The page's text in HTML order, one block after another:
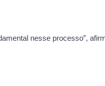
nesse processo”,